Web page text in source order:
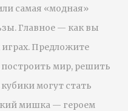
самая «модная»
Главное — как вы
играх. Предложите
мир, решить
могут стать
мишка — героем